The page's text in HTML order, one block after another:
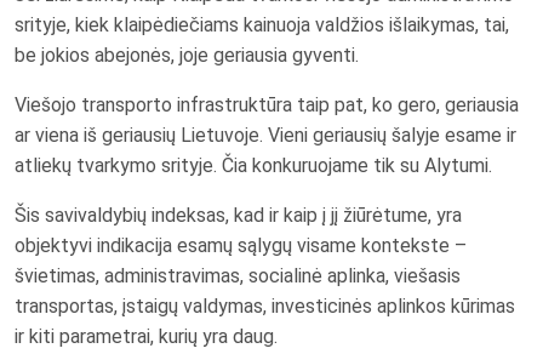
srityje, kiek klaipėdiečiams kainuoja valdžios išlaikymas, tai,
be jokios abejonės, joje geriausia gyventi.
Viešojo transporto infrastruktūra taip pat, ko gero, geriausia
ar viena iš geriausių Lietuvoje. Vieni geriausių šalyje esame ir
atliekų tvarkymo srityje. Čia konkuruojame tik su Alytumi.
Šis savivaldybių indeksas, kad ir kaip į jį žiūrėtume, yra
objektyvi indikacija esamų sąlygų visame kontekste –
švietimas, administravimas, socialinė aplinka, viešasis
transportas, įstaigų valdymas, investicinės aplinkos kūrimas
ir kiti parametrai, kurių yra daug.